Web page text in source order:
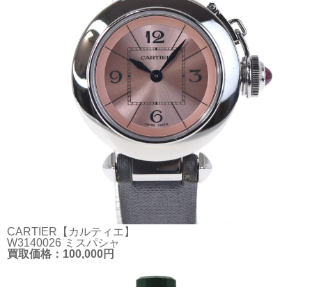
CARTIER【カルティエ】
W3140026 ミスパシャ
買取価格：100,000円